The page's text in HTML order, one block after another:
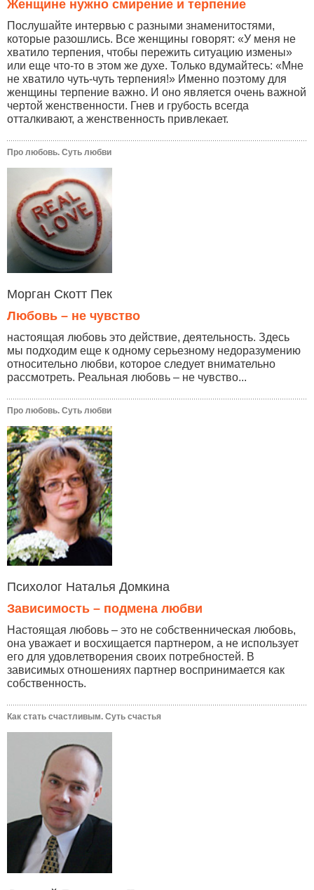
Женщине нужно смирение и терпение
Послушайте интервью с разными знаменитостями,
которые разошлись. Все женщины говорят: «У меня не
хватило терпения, чтобы пережить ситуацию измены»
или еще что-то в этом же духе. Только вдумайтесь: «Мне
не хватило чуть-чуть терпения!» Именно поэтому для
женщины терпение важно. И оно является очень важной
чертой женственности. Гнев и грубость всегда
отталкивают, а женственность привлекает.
Про любовь. Суть любви
Морган Скотт Пек
Любовь – не чувство
настоящая любовь это действие, деятельность. Здесь
мы подходим еще к одному серьезному недоразумению
относительно любви, которое следует внимательно
рассмотреть. Реальная любовь – не чувство...
Про любовь. Суть любви
Психолог Наталья Домкина
Зависимость – подмена любви
Настоящая любовь – это не собственническая любовь,
она уважает и восхищается партнером, а не использует
его для удовлетворения своих потребностей. В
зависимых отношениях партнер воспринимается как
собственность.
Как стать счастливым. Суть счастья